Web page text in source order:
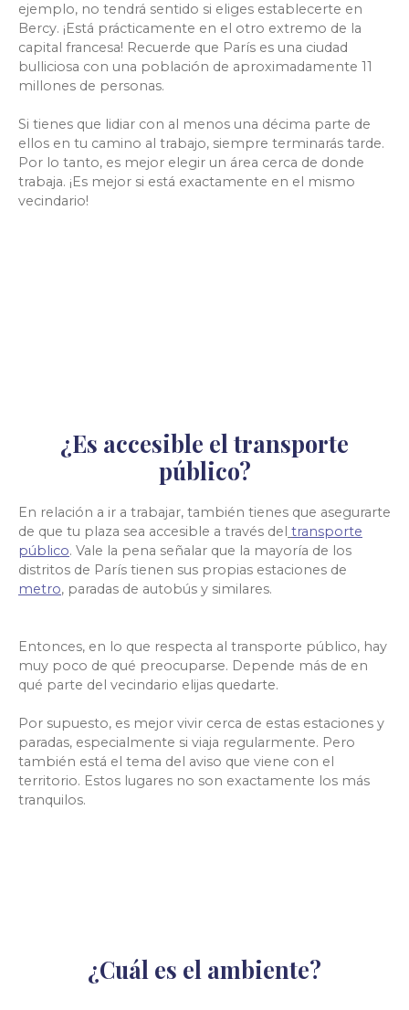
ejemplo, no tendrá sentido si eliges establecerte en
Bercy. ¡Está prácticamente en el otro extremo de la
capital francesa! Recuerde que París es una ciudad
bulliciosa con una población de aproximadamente 11
millones de personas.
Si tienes que lidiar con al menos una décima parte de
ellos en tu camino al trabajo, siempre terminarás tarde.
Por lo tanto, es mejor elegir un área cerca de donde
trabaja. ¡Es mejor si está exactamente en el mismo
vecindario!
¿Es accesible el transporte
público?
En relación a ir a trabajar, también tienes que asegurarte
de que tu plaza sea accesible a través del transporte
público. Vale la pena señalar que la mayoría de los
distritos de París tienen sus propias estaciones de
metro, paradas de autobús y similares.
Entonces, en lo que respecta al transporte público, hay
muy poco de qué preocuparse. Depende más de en
qué parte del vecindario elijas quedarte.
Por supuesto, es mejor vivir cerca de estas estaciones y
paradas, especialmente si viaja regularmente. Pero
también está el tema del aviso que viene con el
territorio. Estos lugares no son exactamente los más
tranquilos.
¿Cuál es el ambiente?